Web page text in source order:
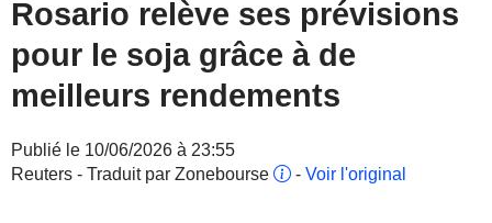
Rosario relève ses prévisions
pour le soja grâce à de
meilleurs rendements
Publié le 10/06/2026 à 23:55
Reuters - Traduit par Zonebourse
- Voir l'original